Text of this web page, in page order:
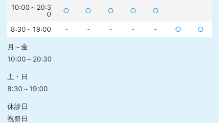
10:00～20:3
0
○ ○ ○ ○ ○ - -
8:30～19:00 - - - - - ○ ○
月～金
10:00～20:30
土・日
8:30～19:00
休診日
祝祭日